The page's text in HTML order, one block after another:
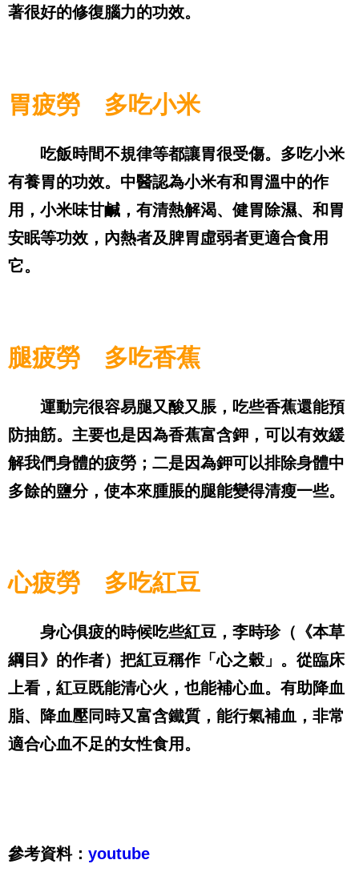
著很好的修復腦力的功效。
胃疲勞 多吃小米
吃飯時間不規律等都讓胃很受傷。多吃小米
有養胃的功效。中醫認為小米有和胃溫中的作
用，小米味甘鹹，有清熱解渴、健胃除濕、和胃
安眠等功效，內熱者及脾胃虛弱者更適合食用
它。
腿疲勞 多吃香蕉
運動完很容易腿又酸又脹，吃些香蕉還能預
防抽筋。主要也是因為香蕉富含鉀，可以有效緩
解我們身體的疲勞；二是因為鉀可以排除身體中
多餘的鹽分，使本來腫脹的腿能變得清瘦一些。
心疲勞 多吃紅豆
身心俱疲的時候吃些紅豆，李時珍（《本草
綱目》的作者）把紅豆稱作「心之穀」。從臨床
上看，紅豆既能清心火，也能補心血。有助降血
脂、降血壓同時又富含鐵質，能行氣補血，非常
適合心血不足的女性食用。
參考資料： youtube